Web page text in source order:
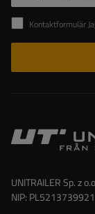
Kontaktformulär Jag samtycker till att
UNITRAILER Sp. z
NIP: PL5213739921